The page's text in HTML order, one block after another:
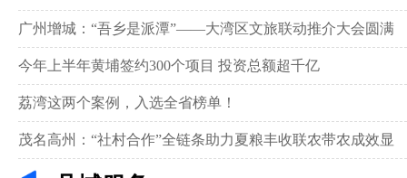
广州增城：“吾乡是派潭”——大湾区文旅联动推介大会圆满
举行
今年上半年黄埔签约300个项目 投资总额超千亿
荔湾这两个案例，入选全省榜单！
茂名高州：“社村合作”全链条助力夏粮丰收联农带农成效显